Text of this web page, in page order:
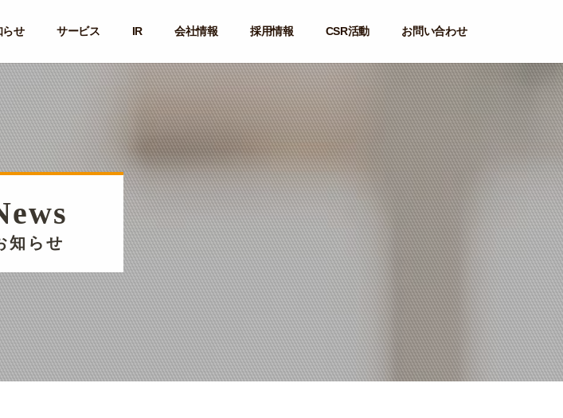
らせ サービス IR 会社情報 採用情報 CSR活動 お問い合わせ
知らせ